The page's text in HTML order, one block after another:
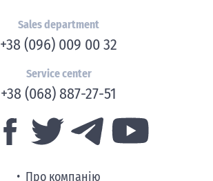
Sales department
+38 (096) 009 00 32
Service center
+38 (068) 887-27-51
Про компанію